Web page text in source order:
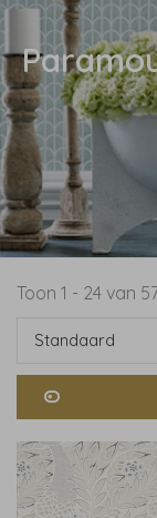
Toon 1 - 24 van
Standaard